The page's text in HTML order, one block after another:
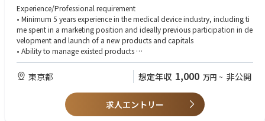
・ 眼科（Ophthalmology）SVS（Spot Vision Screener)（携帯型の自動視
力スクリーニング機器 ）
Welch Allyn Ophthalmoscope（検眼鏡）
Welch Allyn Retinoscope（レチノスコープ）
Welch Allyn PanOptic（広角検眼鏡）
・その他、患者モニタリングシステム、心臓診断機器、身体診察・診断ツ
ール、視覚スクリーニング技術など、信頼性の高い製品群を展開していま
- 医療従事者が患者のベッドサイドで、安全かつ効率的なケアを提供でき
るよう支援します。
■ESSENTIAL JOB FUNCTIONS
￣￣￣￣￣￣￣￣￣￣￣￣￣￣
• Assist Marketing Director to define vision for the franchise's portfolio an
d building the associated 5 years strategy;
• Supervise future product launches so as to maximize return on investm
ent;
• Deliver cross-functional communication to leverage internal resources t
o achieve unit and revenue growth targets, as well as start-ups, integratin
g various activities from R&D, health economics/reimbursement, Regulat
ory, clinical, operations, sales & marketing to ensure industrial and com
Experience/Professional requirement
• Minimum 5 years experience in the medical device industry, including ti
me spent in a marketing position and ideally previous participation in de
velopment and launch of a new products and capitals
• Ability to manage existed products
• Having the knowledge of Neuromodulation preferable
• Marketing technical expertise (product development, product launch, K
OL management, etc.);
• Ability to understand, analyze and assess technical, clinical and scientifi
• Ability to work with multi-functional players (RA, Clinical, etc.);
東京都 想定年収 1,000 万円 ~ 非公開
求人エントリー